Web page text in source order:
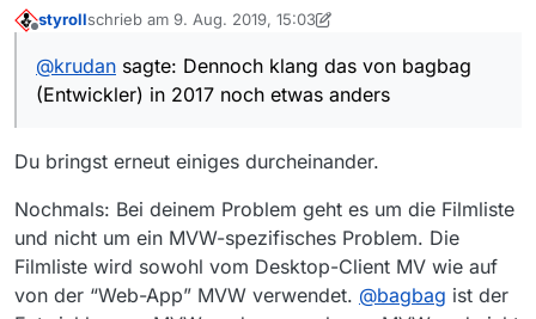
Kein Problem. Dennoch klang das von bagbag
“…schließlich muss ich ja endlich mal MVW 2.0 fertig
bekommen.”
styrollschrieb am 9. Aug. 2019, 15:03
zuletzt editiert von styroll 8. Sept. 2019, 17:04
@krudan sagte: Dennoch klang das von bagbag
(Entwickler) in 2017 noch etwas anders
Du bringst erneut einiges durcheinander.
Nochmals: Bei deinem Problem geht es um die Filmliste
und nicht um ein MVW-spezifisches Problem. Die
Filmliste wird sowohl vom Desktop-Client MV wie auf
von der “Web-App” MVW verwendet. @bagbag ist der